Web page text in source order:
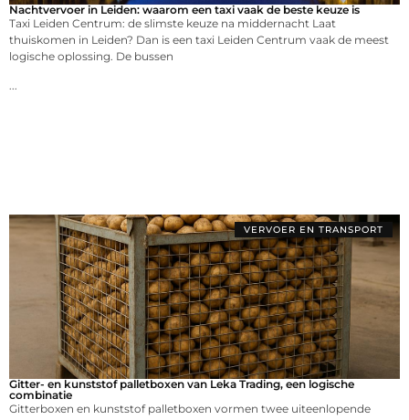
Nachtvervoer in Leiden: waarom een taxi vaak de beste keuze is
Taxi Leiden Centrum: de slimste keuze na middernacht Laat
thuiskomen in Leiden? Dan is een taxi Leiden Centrum vaak de meest
logische oplossing. De bussen
...
VERVOER EN TRANSPORT
Gitter- en kunststof palletboxen van Leka Trading, een logische
combinatie
Gitterboxen en kunststof palletboxen vormen twee uiteenlopende